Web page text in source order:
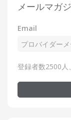
メールマガ
Email
登録者数2500人